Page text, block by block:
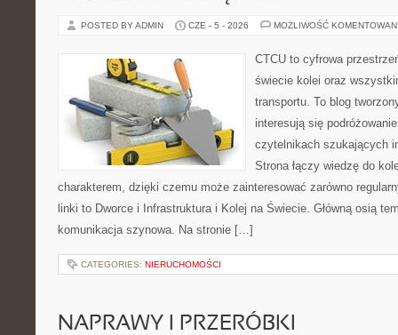
POSTED BY ADMIN CZE - 5 - 2026 MOŻLIWOŚĆ
CTCU to cyfrowa
świecie kolei oraz
transportu. To blog
interesują się
czytelnikach szukających
Strona łączy wiedzę do
charakterem, dzięki czemu może zainteresować zarówno
linki to Dworce i Infrastruktura i Kolej na Świecie. Główną osią
komunikacja szynowa. Na stronie […]
CATEGORIES: NIERUCHOMOŚCI
NAPRAWY I PRZERÓBKI